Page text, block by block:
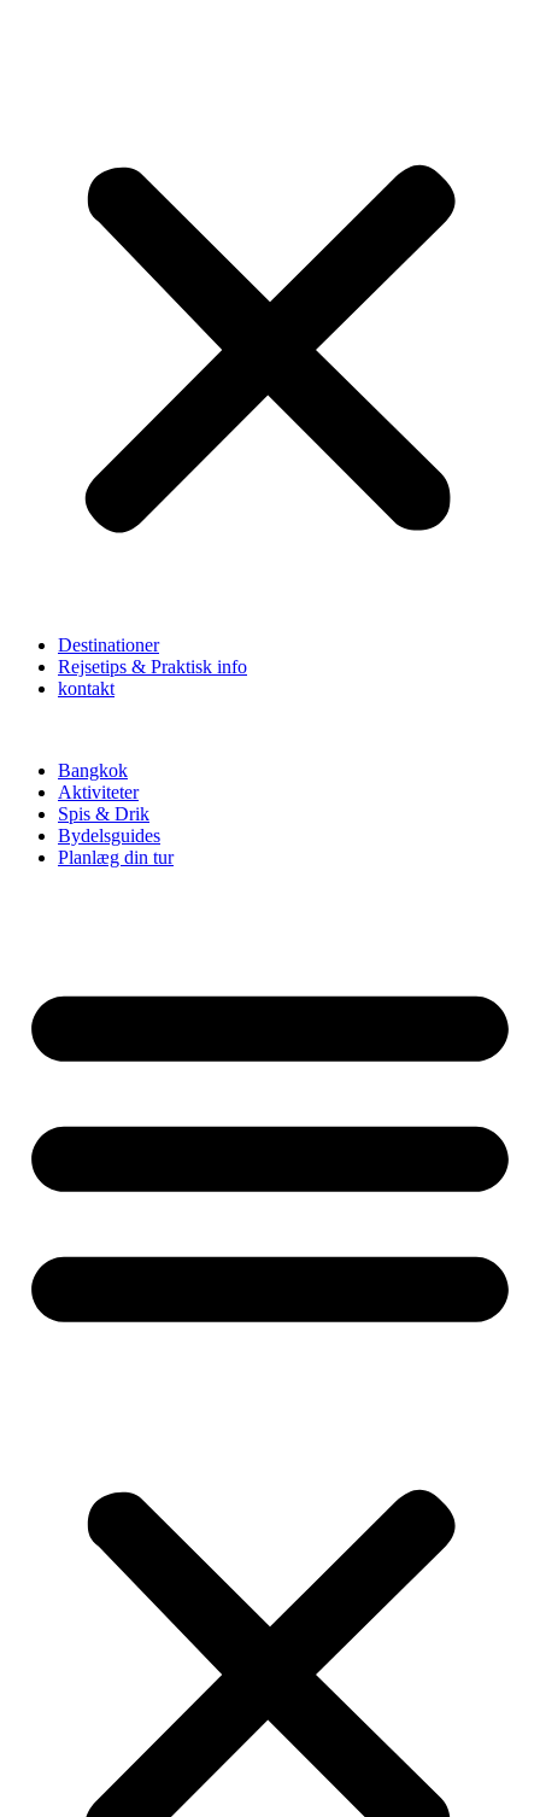
Destinationer
Rejsetips & Praktisk info
kontakt
Bangkok
Aktiviteter
Spis & Drik
Bydelsguides
Planlæg din tur